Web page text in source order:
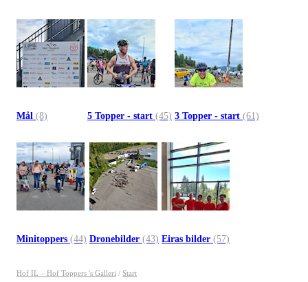
Mål (8) 5 Topper - start (45) 3 Topper - start (61)
Minitoppers (44) Dronebilder (43) Eiras bilder (57)
Hof IL – Hof Toppers 's Galleri / Start